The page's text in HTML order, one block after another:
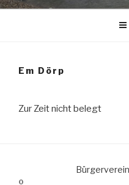
Em Dörp
Zur Zeit nicht belegt
0